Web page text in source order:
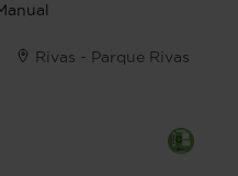
Rivas - Parque Rivas